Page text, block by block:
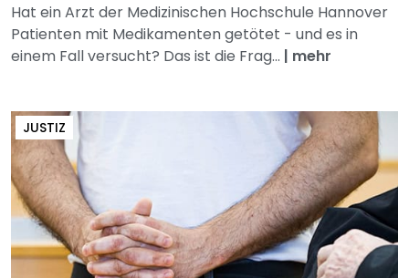
Hat ein Arzt der Medizinischen Hochschule Hannover
Patienten mit Medikamenten getötet - und es in
einem Fall versucht? Das ist die Frag... | mehr
JUSTIZ